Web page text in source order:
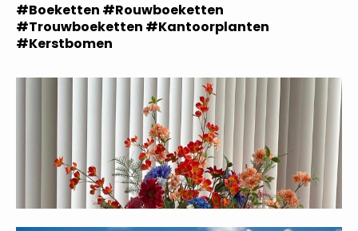
#Boeketten #Rouwboeketten
#Trouwboeketten #Kantoorplanten
#Kerstbomen